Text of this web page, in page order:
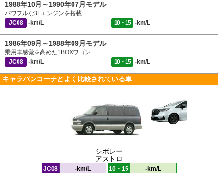
1988年10月～1990年07月モデル
パワフルな3Lエンジンを搭載
JC08
-km/L 10・15 -km/L
1986年09月～1988年09月モデル
乗用車感覚を高めた1BOXワゴン
JC08
-km/L 10・15 -km/L
キャラバンコーチとよく比較されている車
シボレー
アストロ
JC08 -km/L 10・15 -km/L